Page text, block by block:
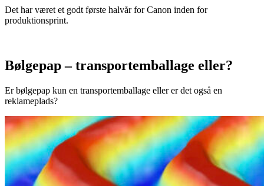
Det har været et godt første halvår for Canon inden for
produktionsprint.
Bølgepap – transportemballage eller?
Er bølgepap kun en transportemballage eller er det også en
reklameplads?